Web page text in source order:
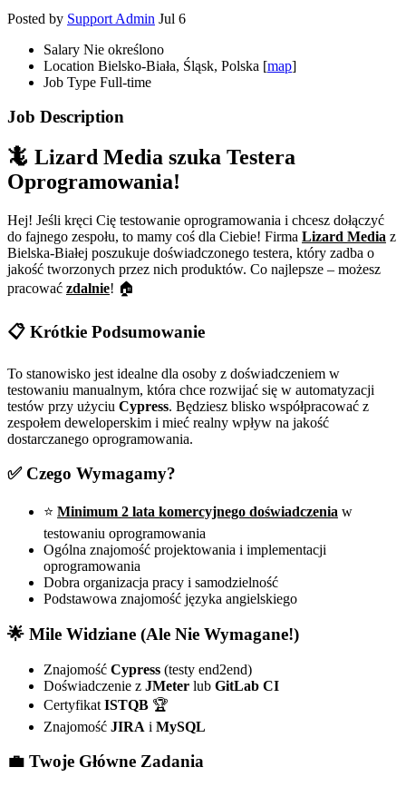
Posted by Support Admin Jul 6
Salary Nie określono
Location Bielsko-Biała, Śląsk, Polska [map]
Job Type Full-time
Job Description
🦎 Lizard Media szuka Testera
Oprogramowania!
Hej! Jeśli kręci Cię testowanie oprogramowania i chcesz dołączyć
do fajnego zespołu, to mamy coś dla Ciebie! Firma Lizard Media z
Bielska-Białej poszukuje doświadczonego testera, który zadba o
jakość tworzonych przez nich produktów. Co najlepsze – możesz
pracować zdalnie! 🏠
📋 Krótkie Podsumowanie
To stanowisko jest idealne dla osoby z doświadczeniem w
testowaniu manualnym, która chce rozwijać się w automatyzacji
testów przy użyciu Cypress. Będziesz blisko współpracować z
zespołem deweloperskim i mieć realny wpływ na jakość
dostarczanego oprogramowania.
✅ Czego Wymagamy?
⭐ Minimum 2 lata komercyjnego doświadczenia w
testowaniu oprogramowania
Ogólna znajomość projektowania i implementacji
oprogramowania
Dobra organizacja pracy i samodzielność
Podstawowa znajomość języka angielskiego
🌟 Mile Widziane (Ale Nie Wymagane!)
Znajomość Cypress (testy end2end)
Doświadczenie z JMeter lub GitLab CI
Certyfikat ISTQB 🏆
Znajomość JIRA i MySQL
💼 Twoje Główne Zadania